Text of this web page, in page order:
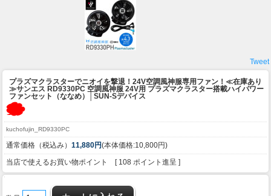
Tweet
プラズマクラスターでニオイを撃退！24V空調風神服専用ファン！ ≪在庫あり
≫サンエス RD9330PC 空調風神服 24V用 プラズマクラスター搭載ハイパワー
ファンセット（ななめ）│SUN-Sデバイス
kuchofujin_RD9330PC
通常価格（税込み） 11,880円(本体価格:10,800円)
当店で使えるお買い物ポイント [ 108 ポイント進呈 ]